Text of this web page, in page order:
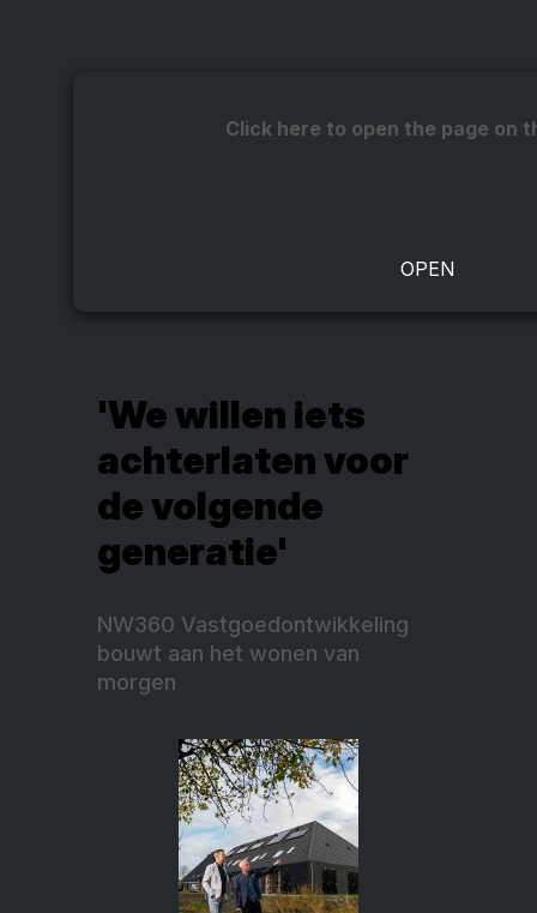
Click here to open the page on
'We willen iets
achterlaten voor
de volgende
generatie'
NW360 Vastgoedontwikkeling
bouwt aan het wonen van
morgen